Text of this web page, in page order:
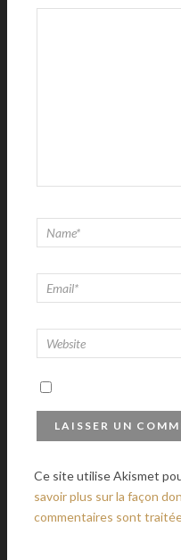
Ce site utilise Akismet
savoir plus sur la façon
commentaires sont